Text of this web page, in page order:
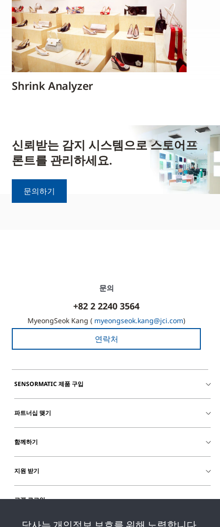
Shrink Analyzer
신뢰받는 감지 시스템으로 스토어프
론트를 관리하세요.
문의하기
문의
+82 2 2240 3564
MyeongSeok Kang ( myeongseok.kang@jci.com)
연락처
SENSORMATIC 제품 구입
파트너십 맺기
함께하기
지원 받기
고객 로그인